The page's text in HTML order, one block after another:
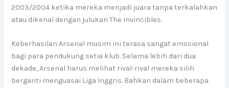
2003/2004 ketika mereka menjadi juara tanpa terkalahkan
atau dikenal dengan julukan The Invincibles.
Keberhasilan Arsenal musim ini terasa sangat emosional
bagi para pendukung setia klub. Selama lebih dari dua
dekade, Arsenal harus melihat rival-rival mereka silih
berganti menguasai Liga Inggris. Bahkan dalam beberapa